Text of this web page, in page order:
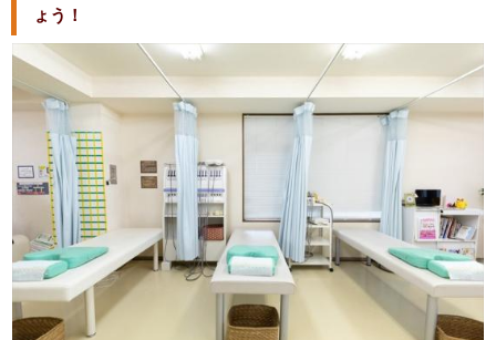
ょう！